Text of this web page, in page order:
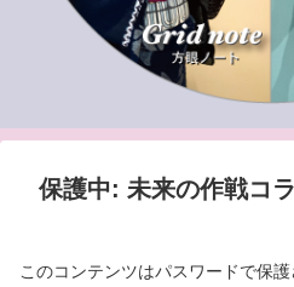
保護中: 未来の作戦コ
このコンテンツはパスワードで保